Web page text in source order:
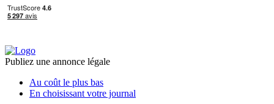
Publiez une annonce légale
Au coût le plus bas
En choisissant votre journal